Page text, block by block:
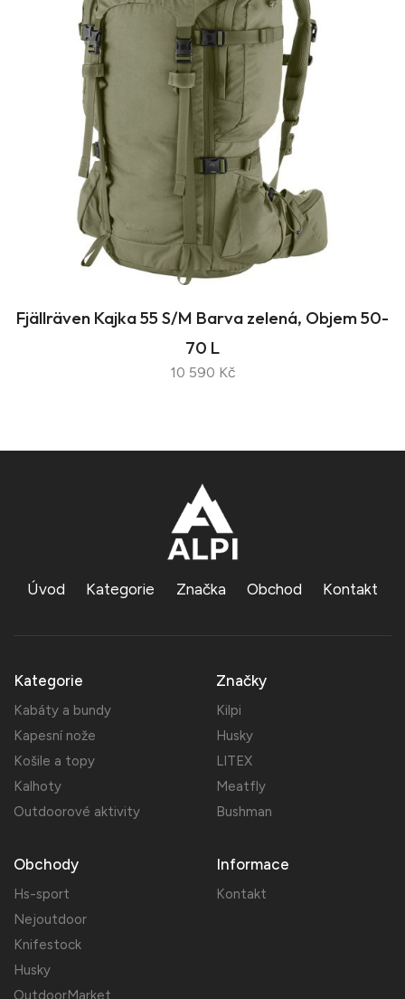
Fjällräven Kajka 55 S/M Barva zelená, Objem 50-
70 L
10 590 Kč
Úvod Kategorie Značka Obchod Kontakt
Kategorie
Kabáty a bundy
Kapesní nože
Košile a topy
Kalhoty
Outdoorové aktivity
Značky
Kilpi
Husky
LITEX
Meatfly
Bushman
Obchody
Hs-sport
Nejoutdoor
Knifestock
Husky
OutdoorMarket
Informace
Kontakt